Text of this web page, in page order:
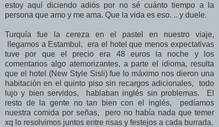
estoy aquí diciendo adiós por no sé cuánto tiempo a la
persona que amo y me ama. Que la vida es eso. .. y duele.
Turquía fue la cereza en el pastel en nuestro viaje,
llegamos a Estambul, era el hotel que menos expectativas
tuve por que el precio era 48 euros la noche y los
comentarios algo atemorizantes, a parte el idioma, resulta
que el hotel (New Style Sisli) fue lo máximo nos dieron una
habitación en el quinto piso sin recargos adicionales, todo
lujo y bien servidos, hablaban inglés sin problemas. El
resto de la gente no tan bien con el inglés, pedíamos
nuestra comida por señas, pero no había nada que temer
xq lo resolvimos juntos entre risas y festejos a cada burrada.